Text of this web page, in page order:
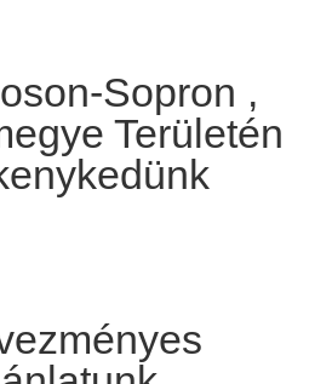
Sopron ,
Területén